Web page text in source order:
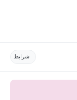
شرایط